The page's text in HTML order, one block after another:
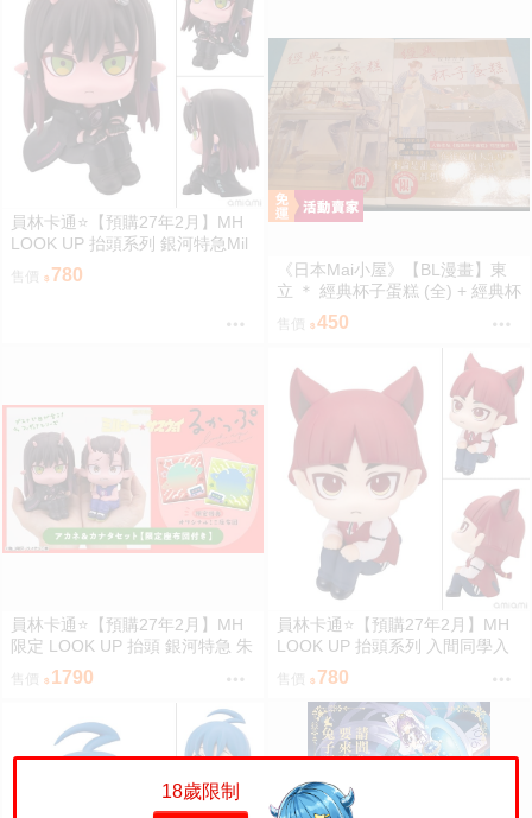
員林卡通⭐️【預購27年2月】MH
LOOK UP 抬頭系列 銀河特急Mil
ky☆Subway 朱音 0813
售價 780
《日本Mai小屋》【BL漫畫】東
立 ＊ 經典杯子蛋糕 (全) + 經典杯
子蛋糕 with 卡布奇諾 (全) ＊ 作
者：佐岸左岸
售價 450
員林卡通⭐️【預購27年2月】MH
限定 LOOK UP 抬頭 銀河特急 朱
音 & 鐵多 套組附特典 0813
1790
員林卡通⭐️【預購27年2月】MH
LOOK UP 抬頭系列 入間同學入
魔了！歐佩拉 0813
780
18歲限制